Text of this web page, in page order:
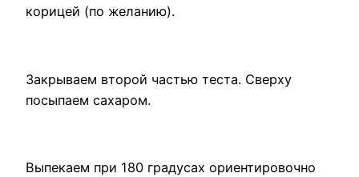
корицей (по желанию).
Закрываем второй частью теста. Сверху
посыпаем сахаром.
Выпекаем при 180 градусах ориентировочно